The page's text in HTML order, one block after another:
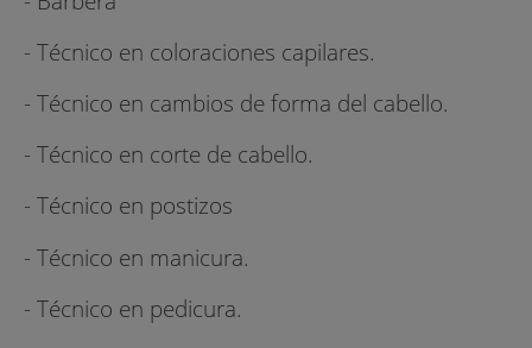
- Técnico en coloraciones capilares.
- Técnico en cambios de forma del cabello.
- Técnico en corte de cabello.
- Técnico en postizos
- Técnico en manicura.
- Técnico en pedicura.